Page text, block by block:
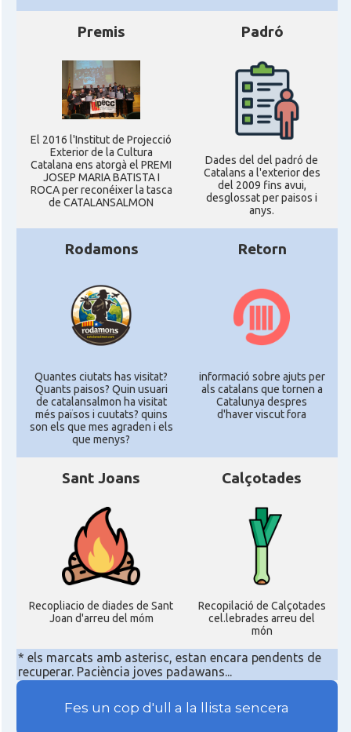
Premis
El 2016 l'Institut de Projecció
Exterior de la Cultura
Catalana ens atorgà el PREMI
JOSEP MARIA BATISTA I
ROCA per reconéixer la tasca
de CATALANSALMON
Padró
Dades del del padró de
Catalans a l'exterior des
del 2009 fins avui,
desglossat per paisos i
anys.
Rodamons
Quantes ciutats has visitat?
Quants paisos? Quin usuari
de catalansalmon ha visitat
més països i cuutats? quins
son els que mes agraden i els
que menys?
Retorn
informació sobre ajuts per
als catalans que tornen a
Catalunya despres
d'haver viscut fora
Sant Joans
Recopliacio de diades de Sant
Joan d'arreu del móm
Calçotades
Recopilació de Calçotades
cel.lebrades arreu del
món
* els marcats amb asterisc, estan encara pendents de
recuperar. Paciència joves padawans...
Fes un cop d'ull a la llista sencera